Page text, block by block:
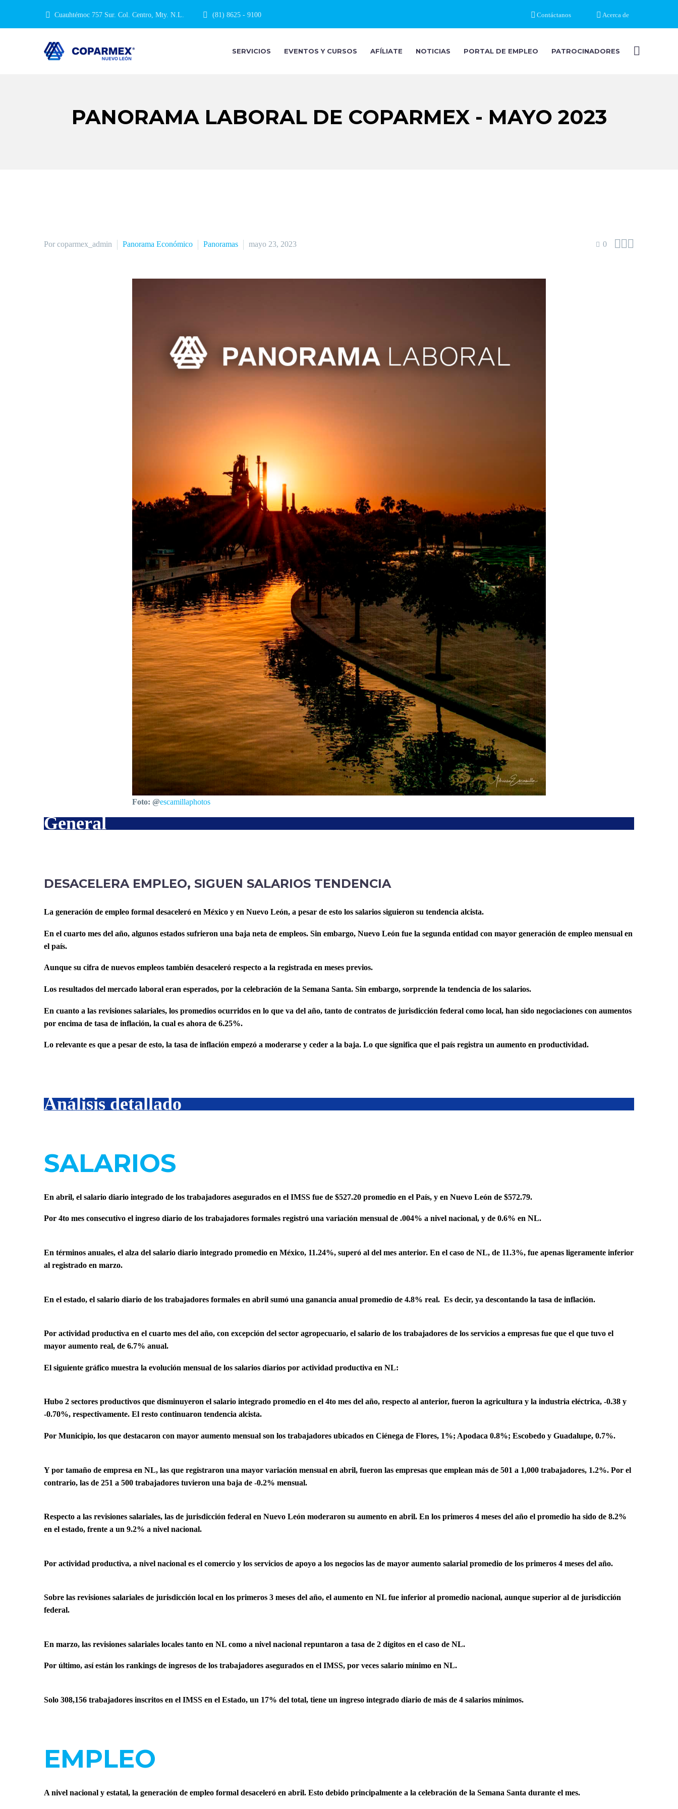
Cuauhtémoc 757 Sur. Col. Centro, Mty. N.L. (81) 8625 - 9100 Contáctanos Acerca de
SERVICIOS EVENTOS Y CURSOS AFÍLIATE NOTICIAS PORTAL DE EMPLEO PATROCINADORES
PANORAMA LABORAL DE COPARMEX - MAYO 2023
0 
Por coparmex_admin Panorama Económico Panoramas mayo 23, 2023
Foto: @escamillaphotos
General
DESACELERA EMPLEO, SIGUEN SALARIOS TENDENCIA
La generación de empleo formal desaceleró en México y en Nuevo León, a pesar de esto los salarios siguieron su tendencia alcista.
En el cuarto mes del año, algunos estados sufrieron una baja neta de empleos. Sin embargo, Nuevo León fue la segunda entidad con mayor generación de empleo mensual en
el país.
Aunque su cifra de nuevos empleos también desaceleró respecto a la registrada en meses previos.
Los resultados del mercado laboral eran esperados, por la celebración de la Semana Santa. Sin embargo, sorprende la tendencia de los salarios.
En cuanto a las revisiones salariales, los promedios ocurridos en lo que va del año, tanto de contratos de jurisdicción federal como local, han sido negociaciones con aumentos
por encima de tasa de inflación, la cual es ahora de 6.25%.
Lo relevante es que a pesar de esto, la tasa de inflación empezó a moderarse y ceder a la baja. Lo que significa que el país registra un aumento en productividad.
Análisis detallado
SALARIOS
En abril, el salario diario integrado de los trabajadores asegurados en el IMSS fue de $527.20 promedio en el País, y en Nuevo León de $572.79.
Por 4to mes consecutivo el ingreso diario de los trabajadores formales registró una variación mensual de .004% a nivel nacional, y de 0.6% en NL.
En términos anuales, el alza del salario diario integrado promedio en México, 11.24%, superó al del mes anterior. En el caso de NL, de 11.3%, fue apenas ligeramente inferior
al registrado en marzo.
En el estado, el salario diario de los trabajadores formales en abril sumó una ganancia anual promedio de 4.8% real. Es decir, ya descontando la tasa de inflación.
Por actividad productiva en el cuarto mes del año, con excepción del sector agropecuario, el salario de los trabajadores de los servicios a empresas fue que el que tuvo el
mayor aumento real, de 6.7% anual.
El siguiente gráfico muestra la evolución mensual de los salarios diarios por actividad productiva en NL:
Hubo 2 sectores productivos que disminuyeron el salario integrado promedio en el 4to mes del año, respecto al anterior, fueron la agricultura y la industria eléctrica, -0.38 y
-0.70%, respectivamente. El resto continuaron tendencia alcista.
Por Municipio, los que destacaron con mayor aumento mensual son los trabajadores ubicados en Ciénega de Flores, 1%; Apodaca 0.8%; Escobedo y Guadalupe, 0.7%.
Y por tamaño de empresa en NL, las que registraron una mayor variación mensual en abril, fueron las empresas que emplean más de 501 a 1,000 trabajadores, 1.2%. Por el
contrario, las de 251 a 500 trabajadores tuvieron una baja de -0.2% mensual.
Respecto a las revisiones salariales, las de jurisdicción federal en Nuevo León moderaron su aumento en abril. En los primeros 4 meses del año el promedio ha sido de 8.2%
en el estado, frente a un 9.2% a nivel nacional.
Por actividad productiva, a nivel nacional es el comercio y los servicios de apoyo a los negocios las de mayor aumento salarial promedio de los primeros 4 meses del año.
Sobre las revisiones salariales de jurisdicción local en los primeros 3 meses del año, el aumento en NL fue inferior al promedio nacional, aunque superior al de jurisdicción
federal.
En marzo, las revisiones salariales locales tanto en NL como a nivel nacional repuntaron a tasa de 2 dígitos en el caso de NL.
Por último, así están los rankings de ingresos de los trabajadores asegurados en el IMSS, por veces salario mínimo en NL.
Solo 308,156 trabajadores inscritos en el IMSS en el Estado, un 17% del total, tiene un ingreso integrado diario de más de 4 salarios mínimos.
EMPLEO
A nivel nacional y estatal, la generación de empleo formal desaceleró en abril. Esto debido principalmente a la celebración de la Semana Santa durante el mes.